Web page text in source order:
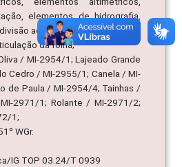
elementos de hidrografia,
administrativa, localização
da folha;
/ MI-2954/1; Lajeado Grande
Cedro / MI-2955/1; Canela / MI-
de Paula / MI-2954/4; Tainhas /
2971/1; Rolante / MI-2971/2;
1;
WGr.
IG TOP 03.24/T 0939